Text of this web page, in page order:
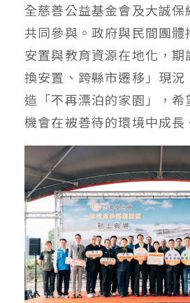
全慈善公益基金會及大誠
共同參與。政府與民間團體
安置與教育資源在地化，
換安置、跨縣市遷移」現
造「不再漂泊的家園」，
機會在被善待的環境中成長